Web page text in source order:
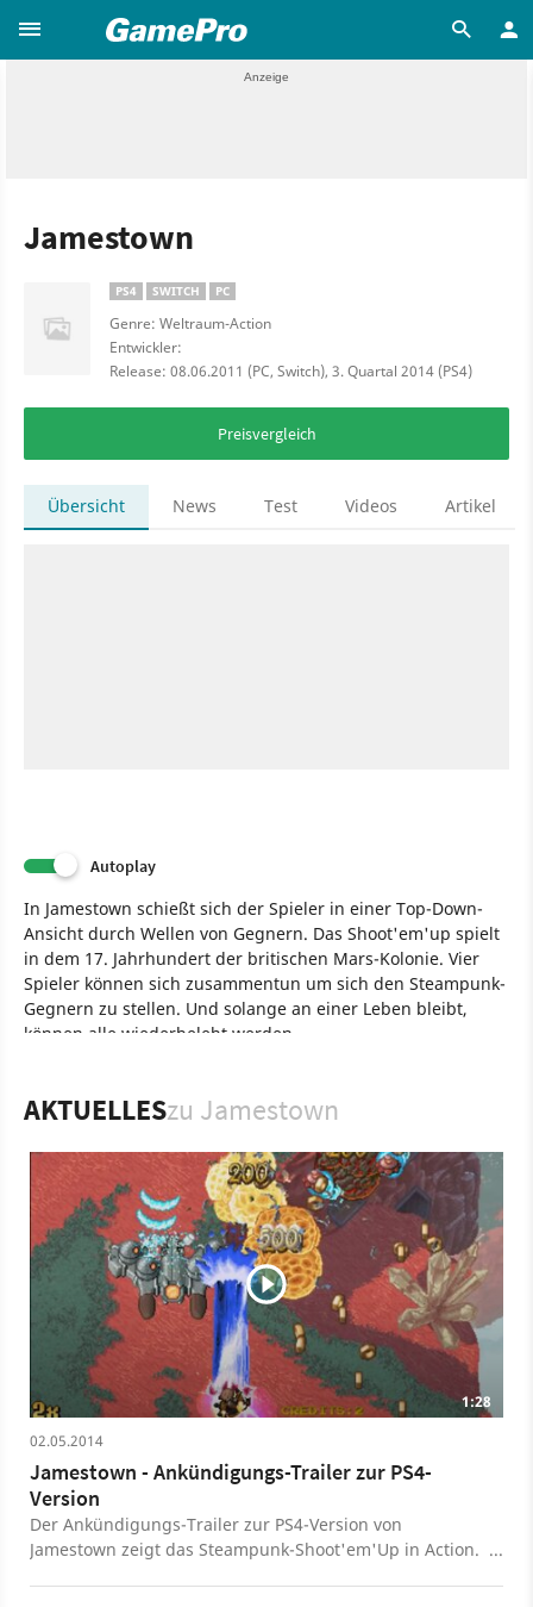
Jamestown
PS4 SWITCH PC
Genre: Weltraum-Action
Entwickler:
Release: 08.06.2011 (PC, Switch), 3. Quartal 2014 (PS4)
Preisvergleich
Übersicht News Test Videos Artikel
Autoplay
In Jamestown schießt sich der Spieler in einer Top-Down-
Ansicht durch Wellen von Gegnern. Das Shoot'em'up spielt
in dem 17. Jahrhundert der britischen Mars-Kolonie. Vier
Spieler können sich zusammentun um sich den Steampunk-
Gegnern zu stellen. Und solange an einer Leben bleibt,
können alle wiederbelebt werden.
Weltraum-Action
Jamestown
AKTUELLESzu Jamestown
1:28
02.05.2014
Jamestown - Ankündigungs-Trailer zur PS4-
Version
Der Ankündigungs-Trailer zur PS4-Version von
Jamestown zeigt das Steampunk-Shoot'em'Up in Action.